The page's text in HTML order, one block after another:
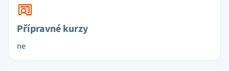
Přípravné kurzy
ne